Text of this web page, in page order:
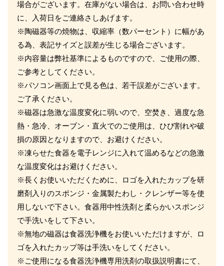
場合がございます。在庫がない場合は、お問い合わせ時
に、入荷日をご連絡さしあげます。
※陶磁器等の焼物は、収縮率（数パーセント）に幅があ
る為、表記サイズと誤差が生じる場合ございます。
※内容量は弊社基準によるものですので、ご使用の際、
ご参考としてください。
※パソコン画面上で見る色は、若干誤差がございます。
ご了承ください。
※磁器は急激な温度変化に弱いので、空焚き、過度な急
熱・急冷、オーブン・直火でのご使用は、ひび割れや破
損の原因となりますので、お避けください。
※凍らせた食器を電子レンジに入れて温めるなどの急激
な温度変化はお避けください。
※長くお使いいただくために、ロゴを入れたカップを研
磨剤入りのスポンジ・金属製たわし・クレンザー等を使
用しないで下さい。食器用中性洗剤と柔らかいスポンジ
で手洗いをして下さい。
※無地の磁器は食器洗浄機をお使いいただけますが、ロ
ゴを入れたカップ等は手洗いをしてください。
※ご使用になる食器洗浄機専用洗剤の取扱説明書にて、